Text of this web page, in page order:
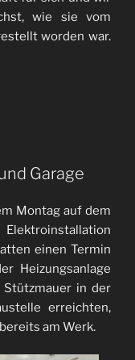
wie sie vom
worden war.
Garage
Montag auf dem
einen Termin
Heizungsanlage
in der
erreichten,
am Werk.